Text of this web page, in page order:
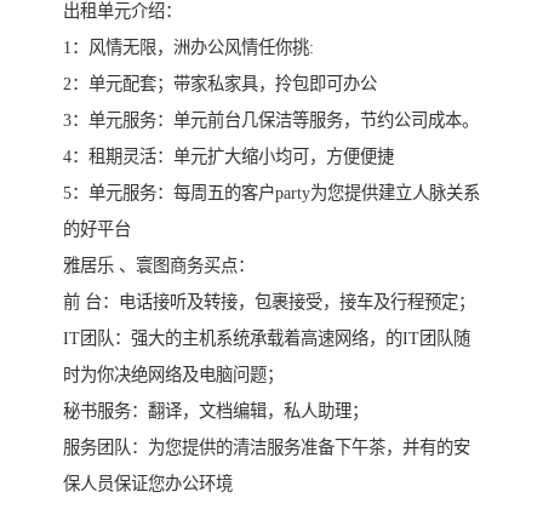
出租单元介绍：
1：风情无限，洲办公风情任你挑:
2：单元配套；带家私家具，拎包即可办公
3：单元服务：单元前台几保洁等服务，节约公司成本。
4：租期灵活：单元扩大缩小均可，方便便捷
5：单元服务：每周五的客户party为您提供建立人脉关系
的好平台
雅居乐 、寰图商务买点：
前 台：电话接听及转接，包裹接受，接车及行程预定；
IT团队：强大的主机系统承载着高速网络，的IT团队随
时为你决绝网络及电脑问题；
秘书服务：翻译，文档编辑，私人助理；
服务团队：为您提供的清洁服务准备下午茶，并有的安
保人员保证您办公环境